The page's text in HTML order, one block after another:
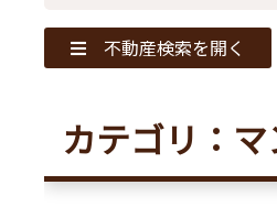
不動産検索を
カテゴリ：